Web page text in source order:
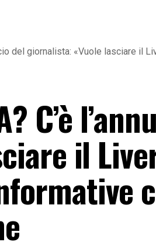
del giornalista: «Vuole lasciare il
C’è
il